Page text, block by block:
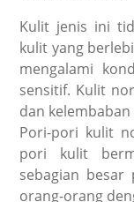
Kulit jenis ini
kulit yang
mengalami
sensitif. Kulit
dan
Pori-pori kulit
pori kulit
sebagian
orang-orang